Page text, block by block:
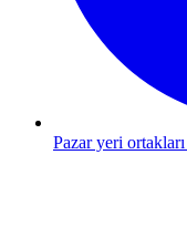
Pazar yeri ortakları